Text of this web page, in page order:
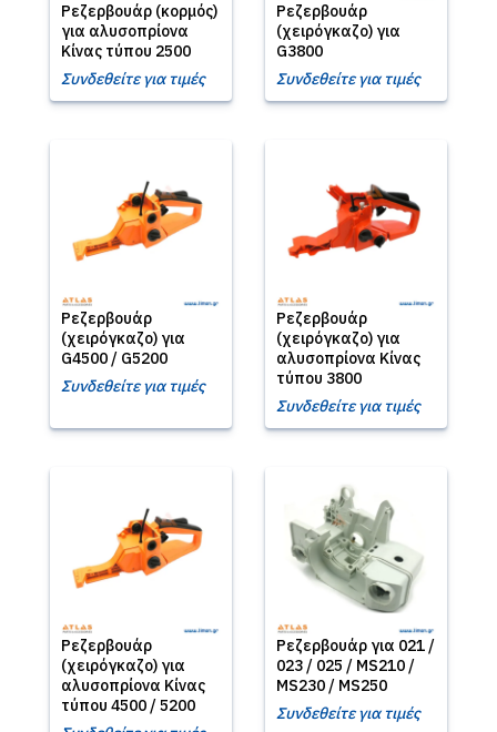
Ρεζερβουάρ (κορμός)
για αλυσοπρίονα
Κίνας τύπου 2500
Συνδεθείτε για τιμές
Ρεζερβουάρ
(χειρόγκαζο) για
G3800
Συνδεθείτε για τιμές
Ρεζερβουάρ
(χειρόγκαζο) για
G4500 / G5200
Συνδεθείτε για τιμές
Ρεζερβουάρ
(χειρόγκαζο) για
αλυσοπρίονα Κίνας
τύπου 3800
Συνδεθείτε για τιμές
Ρεζερβουάρ
(χειρόγκαζο) για
αλυσοπρίονα Κίνας
τύπου 4500 / 5200
Ρεζερβουάρ για 021 /
023 / 025 / MS210 /
MS230 / MS250
Συνδεθείτε για τιμές